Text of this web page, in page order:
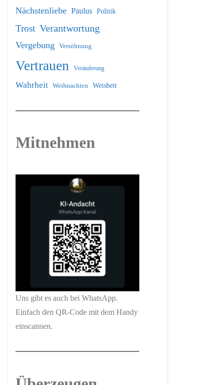
Nächstenliebe Paulus Politik
Trost Verantwortung
Vergebung Versöhnung
Vertrauen Veränderung
Wahrheit Weihnachten Weisheit
Mitnehmen
Uns gibt es auch bei WhatsApp.
Einfach den QR-Code mit dem Handy
einscannen.